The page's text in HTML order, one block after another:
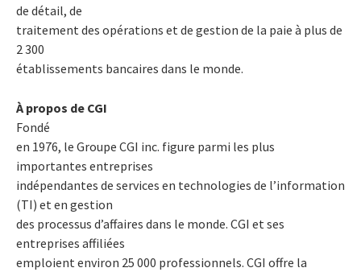
de détail, de
traitement des opérations et de gestion de la paie à plus de
2 300
établissements bancaires dans le monde.
À propos de CGI
Fondé
en 1976, le Groupe CGI inc. figure parmi les plus
importantes entreprises
indépendantes de services en technologies de l’information
(TI) et en gestion
des processus d’affaires dans le monde. CGI et ses
entreprises affiliées
emploient environ 25 000 professionnels. CGI offre la